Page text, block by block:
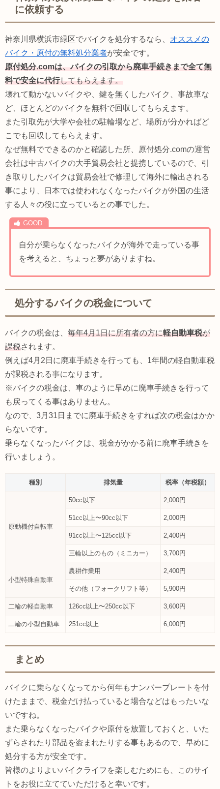
に依頼する
神奈川県横浜市緑区でバイクを処分するなら、 オススメの
バイク・原付の無料処分業者が安全です。
原付処分.comは、バイクの引取から廃車手続きまで全て無
料で安全に代行してもらえます。
壊れて動かないバイクや、鍵を無くしたバイク、事故車な
ど、ほとんどのバイクを無料で回収してもらえます。
また引取先が大学や会社の駐輪場など、場所が分かればど
こでも回収してもらえます。
なぜ無料でできるのかと確認した所、原付処分.comの運営
会社は中古バイクの大手貿易会社と提携しているので、引
き取りしたバイクは貿易会社で修理して海外に輸出される
事により、日本では使われなくなったバイクが外国の生活
する人々の役に立っているとの事でした。
自分が乗らなくなったバイクが海外で走っている事
を考えると、ちょっと夢がありますね。
処分するバイクの税金について
バイクの税金は、 毎年4月1日に所有者の方に軽自動車税が
課税されます。
例えば4月2日に廃車手続きを行っても、1年間の軽自動車税
が課税される事になります。
※バイクの税金は、車のように早めに廃車手続きを行って
も戻ってくる事はありません。
なので、3月31日までに廃車手続きをすれば次の税金はかか
らないです。
乗らなくなったバイクは、税金がかかる前に廃車手続きを
行いましょう。
種別 排気量 税率（年税額）
原動機付自転車
50cc以下 2,000円
51cc以上〜90cc以下 2,000円
91cc以上〜125cc以下 2,400円
三輪以上のもの（ミニカー） 3,700円
小型特殊自動車
農耕作業用 2,400円
その他（フォークリフト等） 5,900円
二輪の軽自動車 126cc以上〜250cc以下 3,600円
二輪の小型自動車 251cc以上 6,000円
まとめ
バイクに乗らなくなってから何年もナンバープレートを付
けたままで、税金だけ払っていると場合などはもったいな
いですね。
また乗らなくなったバイクや原付を放置しておくと、いた
ずらされたり部品を盗まれたりする事もあるので、早めに
処分する方が安全です。
皆様のよりよいバイクライフを楽しむためにも、このサイ
トをお役に立てていただけると幸いです。